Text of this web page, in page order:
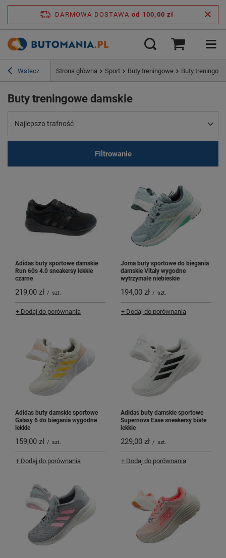
DARMOWA DOSTAWA od 100,00 zł
Wstecz Strona główna Sport Buty treningowe Buty
Buty treningowe damskie
Najlepsza trafność
Filtrowanie
Adidas buty sportowe damskie
Run 60s 4.0 sneakersy lekkie
czarne
219,00 zł / szt.
+ Dodaj do porównania
Joma buty sportowe do biegania
damskie Vitaly wygodne
wytrzymałe niebieskie
194,00 zł / szt.
+ Dodaj do porównania
Adidas buty damskie sportowe
Galaxy 6 do biegania wygodne
lekkie
159,00 zł / szt.
+ Dodaj do porównania
Adidas buty damskie sportowe
Supernova Ease sneakersy białe
lekkie
229,00 zł / szt.
+ Dodaj do porównania